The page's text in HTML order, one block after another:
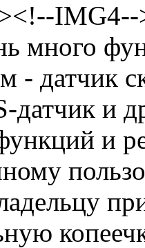
много
- датчик
датчик и
и